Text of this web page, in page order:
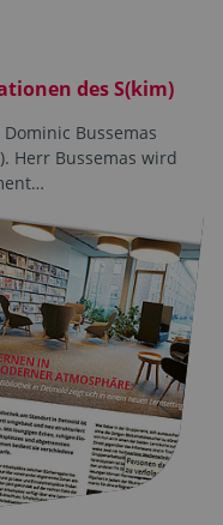
des S(kim)
Bussemas
Herr Bussemas wird